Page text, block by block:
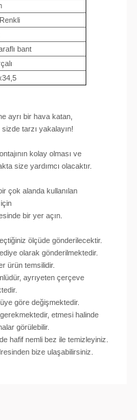
bant
ayrı bir hava katan,
tarzı yakalayın!
kolay olması ve
size yardımcı olacaktır.
çok alanda kullanılan
bir yer açın.
ölçüde gönderilecektir.
olarak gönderilmektedir.
ürün temsilidir.
ayrıyeten çerçeve
göre değişmektedir.
etmesi halinde
görülebilir.
hafif nemli bez ile temizleyiniz.
bize ulaşabilirsiniz.